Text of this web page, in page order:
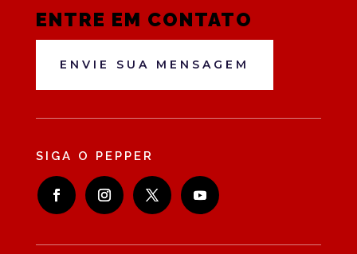
ENTRE EM CONTATO
ENVIE SUA MENSAGEM
SIGA O PEPPER